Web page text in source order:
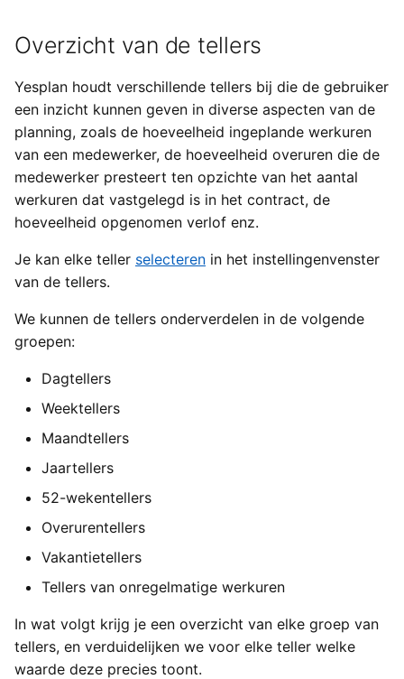
Overzicht van de tellers
Yesplan houdt verschillende tellers bij die de gebruiker
een inzicht kunnen geven in diverse aspecten van de
planning, zoals de hoeveelheid ingeplande werkuren
van een medewerker, de hoeveelheid overuren die de
medewerker presteert ten opzichte van het aantal
werkuren dat vastgelegd is in het contract, de
hoeveelheid opgenomen verlof enz.
Je kan elke teller selecteren in het instellingenvenster
van de tellers.
We kunnen de tellers onderverdelen in de volgende
groepen:
Dagtellers
Weektellers
Maandtellers
Jaartellers
52-wekentellers
Overurentellers
Vakantietellers
Tellers van onregelmatige werkuren
In wat volgt krijg je een overzicht van elke groep van
tellers, en verduidelijken we voor elke teller welke
waarde deze precies toont.